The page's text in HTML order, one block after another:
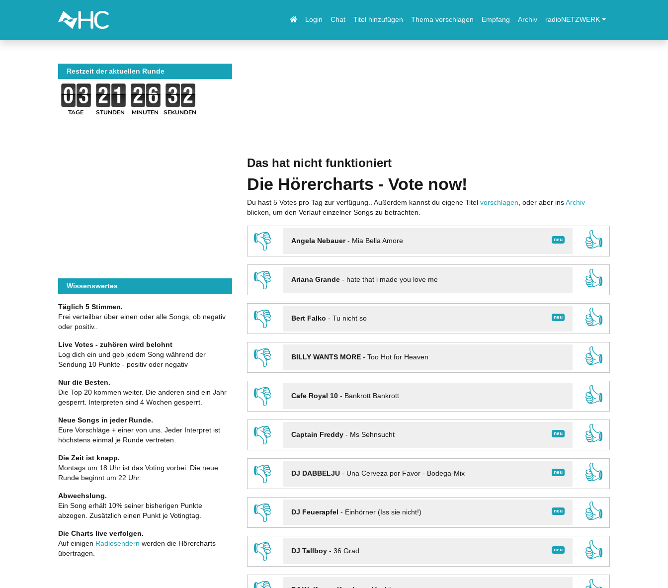
Login Chat Titel hinzufügen Thema vorschlagen Empfang Archiv radioNETZWERK
Das hat nicht funktioniert
Die Hörercharts - Vote now!
Du hast 5 Votes pro Tag zur verfügung.. Außerdem kannst du eigene Titel vorschlagen , oder aber ins Archiv
blicken, um den Verlauf einzelner Songs zu betrachten.
👎 neu
Angela Nebauer- Mia Bella Amore
👍
👎
Ariana Grande- hate that i made you love me
👍
👎
neu
Bert Falko - Tu nicht so
👍
👎
BILLY WANTS MORE- Too Hot for Heaven
👍
👎
Cafe Royal 10- Bankrott Bankrott
👍
👎
neu
Captain Freddy- Ms Sehnsucht
👍
👎
neu
DJ DABBELJU- Una Cerveza por Favor - Bodega-Mix
👍
👎
neu
DJ Feuerapfel - Einhörner (Iss sie nicht!)
👍
👎
neu
DJ Tallboy- 36 Grad
👍
Restzeit der aktuellen Runde
TAGE STUNDEN MINUTEN SEKUNDEN
Wissenswertes
Täglich 5 Stimmen.
Frei verteilbar über einen oder alle Songs, ob negativ
oder positiv..
Live Votes - zuhören wird belohnt
Log dich ein und geb jedem Song während der
Sendung 10 Punkte - positiv oder negativ
Nur die Besten.
Die Top 20 kommen weiter. Die anderen sind ein Jahr
gesperrt. Interpreten sind 4 Wochen gesperrt.
Neue Songs in jeder Runde.
Eure Vorschläge + einer von uns. Jeder Interpret ist
höchstens einmal je Runde vertreten.
Die Zeit ist knapp.
Montags um 18 Uhr ist das Voting vorbei. Die neue
Runde beginnt um 22 Uhr.
Abwechslung.
Ein Song erhält 10% seiner bisherigen Punkte
abzogen. Zusätzlich einen Punkt je Votingtag.
Die Charts live verfolgen.
Auf einigen Radiosendern werden die Hörercharts
übertragen.